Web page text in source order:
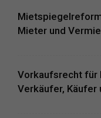
Mieter und
Vorkaufsrecht für
Verkäufer, Käufer